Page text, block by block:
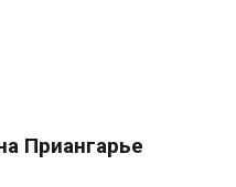
Приангарье